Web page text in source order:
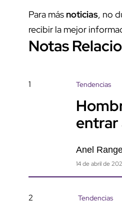
Para más noticias, no
recibir la mejor
Notas
1 Tendencias
entrar
Anel
14 de abril de
2 Tendencias